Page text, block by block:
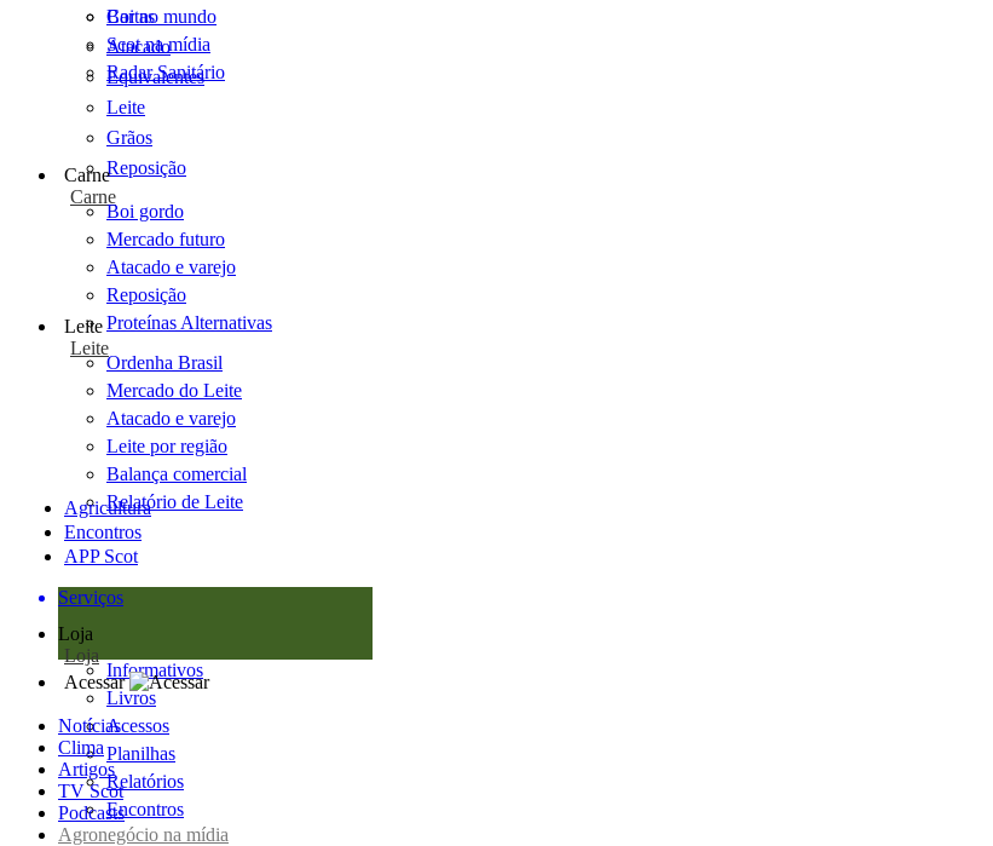
Cartas
Scot na mídia
Radar Sanitário
Boi no mundo
Atacado
Equivalentes
Leite
Grãos
Reposição
Carne
Carne
Boi gordo
Mercado futuro
Atacado e varejo
Reposição
Proteínas Alternativas
Leite
Leite
Ordenha Brasil
Mercado do Leite
Atacado e varejo
Leite por região
Balança comercial
Relatório de Leite
Agricultura
Encontros
APP Scot
Serviços
Loja
Loja
Informativos
Livros
Acessos
Planilhas
Relatórios
Encontros
Acessar
Notícias
Clima
Artigos
TV Scot
Podcasts
Agronegócio na mídia